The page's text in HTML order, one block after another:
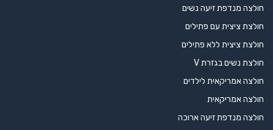
חולצה מנדפת זיעה נשים
חולצת ציצית עם פתילים
חולצת ציצית ללא פתילים
חולצת נשים בגזרת V
חולצה אמריקאית לילדים
חולצה אמריקאית
חולצה מנדפת זיעה ארוכה